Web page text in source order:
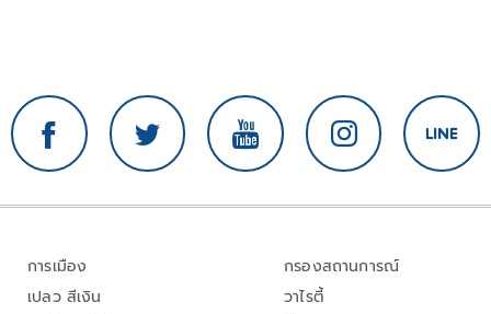
การเมือง
เปลว สีเงิน
กรองสถานการณ์
วาไรตี้